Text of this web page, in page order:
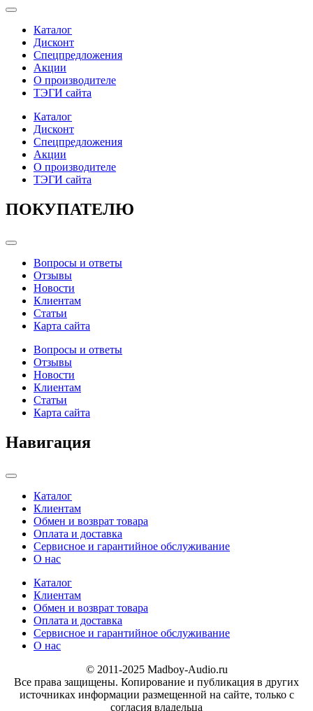
Categories
Каталог
Дисконт
Спецпредложения
Акции
О производителе
ТЭГИ сайта
Каталог
Дисконт
Спецпредложения
Акции
О производителе
ТЭГИ сайта
ПОКУПАТЕЛЮ
Categories
Вопросы и ответы
Отзывы
Новости
Клиентам
Статьи
Карта сайта
Вопросы и ответы
Отзывы
Новости
Клиентам
Статьи
Карта сайта
Навигация
Categories
Каталог
Клиентам
Обмен и возврат товара
Оплата и доставка
Сервисное и гарантийное обслуживание
О нас
Каталог
Клиентам
Обмен и возврат товара
Оплата и доставка
Сервисное и гарантийное обслуживание
О нас
© 2011-2025 Madboy-Audio.ru
Все права защищены. Копирование и публикация в других
источниках информации размещенной на сайте, только с
согласия владельца